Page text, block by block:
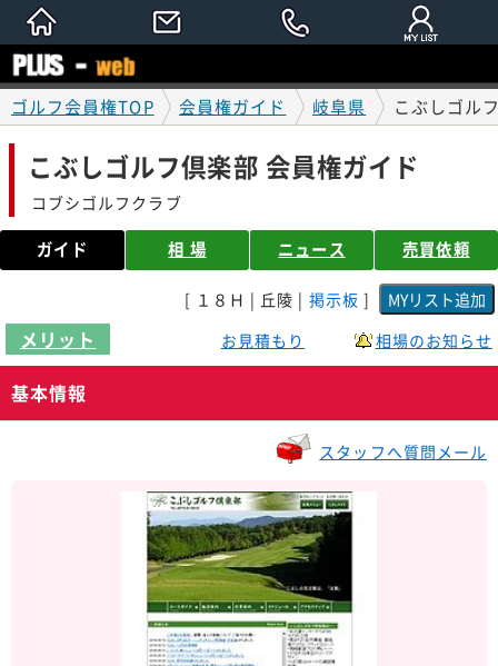
ゴルフ会員権TOP 会員権ガイド 岐阜県 こぶしゴル
こぶしゴルフ倶楽部 会員権ガイド
コブシゴルフクラブ
ガイド 相 場 ニュース 売買依頼
[ １８Ｈ | 丘陵 | 掲示板 ]
メリット お見積もり 相場のお知らせ
基本情報
スタッフへ質問メール